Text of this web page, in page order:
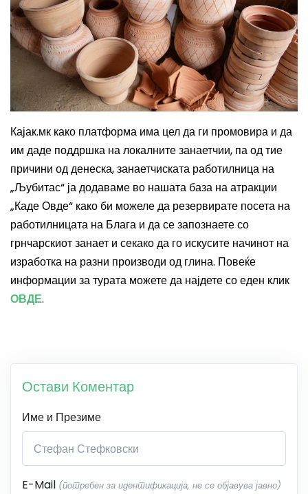
Кајак.мк како платформа има цел да ги промовира и да
им даде поддршка на локалните занаетчии, па од тие
причини од денеска, занаетчиската работилница на
„Љубитас“ ја додаваме во нашата база на атракции
„Каде Овде“ како би можеле да резервирате посета на
работилницата на Блага и да се запознаете со
грнчарскиот занает и секако да го искусите начинот на
изработка на разни производи од глина. Повеќе
информации за турата можете да најдете со еден клик
ОВДЕ.
Остави Коментар
Име и Презиме
E-Mail (потребен за идентификација, не се објавува јавно)